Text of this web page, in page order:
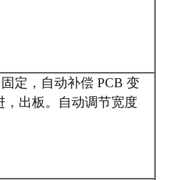
定，自动补偿 PCB 变
，出板。自动调节宽度